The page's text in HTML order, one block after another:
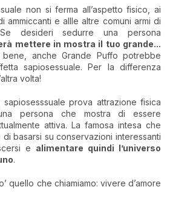
non si ferma all’aspetto fisico, ai
ammiccanti e allle altre comuni armi di
desideri sedurre una persona
mettere in mostra il tuo grande...
bene, anche Grande Puffo potrebbe
sapiosessuale. Per la differenza
volta!
prova attrazione fisica
persona che mostra di essere
attiva. La famosa intesa che
basarsi su conservazioni interessanti
e alimentare quindi l’universo
.
quello che chiamiamo: vivere d’amore